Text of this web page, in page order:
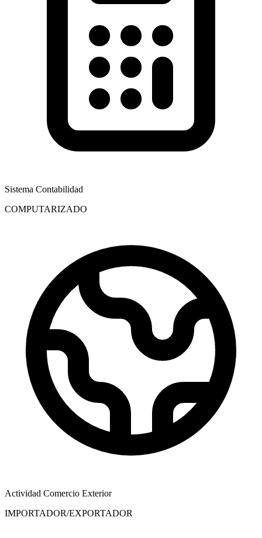
Sistema Contabilidad
COMPUTARIZADO
Actividad Comercio Exterior
IMPORTADOR/EXPORTADOR